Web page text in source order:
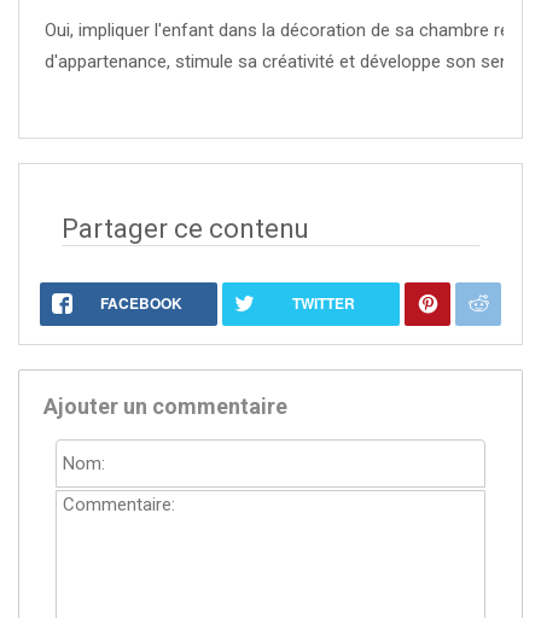
Oui, impliquer l'enfant dans la décoration de sa chambre
d'appartenance, stimule sa créativité et développe son sens
Partager ce contenu
FACEBOOK TWITTER
Ajouter un commentaire